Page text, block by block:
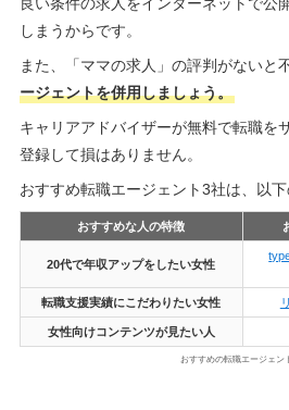
しまうからです。
また、「ママの求人」の評判がないと
ージェントを併用しましょう。
キャリアアドバイザーが無料で転職を
登録して損はありません。
おすすめ転職エージェント3社は、以下
おすすめな人の特徴
20代で年収アップをしたい女性
転職支援実績にこだわりたい女性
女性向けコンテンツが見たい人
おすすめの転職エージェン